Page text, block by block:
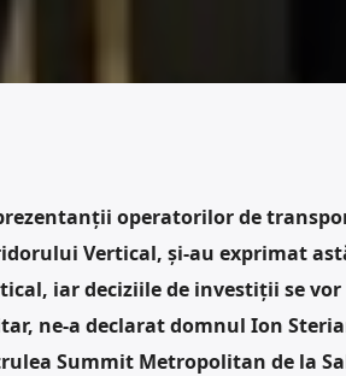
operatorilor de
Vertical, și-au exprimat
iar deciziile de investiții se
ne-a declarat domnul Ion
Summit Metropolitan de la